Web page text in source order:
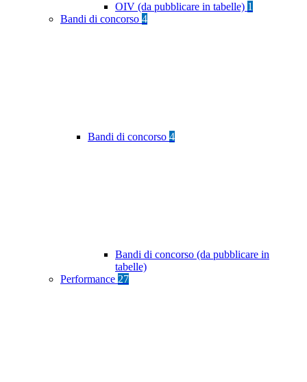
OIV (da pubblicare in tabelle) 1
Bandi di concorso 4
Bandi di concorso 4
Bandi di concorso (da pubblicare in
tabelle)
Performance 27